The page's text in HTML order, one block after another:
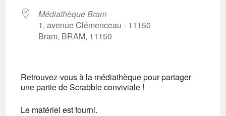
Médiathèque Bram
1, avenue Clémenceau - 11150
Bram, BRAM, 11150
Retrouvez-vous à la médiathèque pour partager
une partie de Scrabble conviviale !
Le matériel est fourni.